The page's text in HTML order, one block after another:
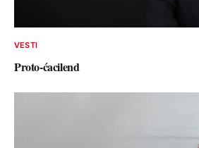
VESTI
Proto-ćacilend